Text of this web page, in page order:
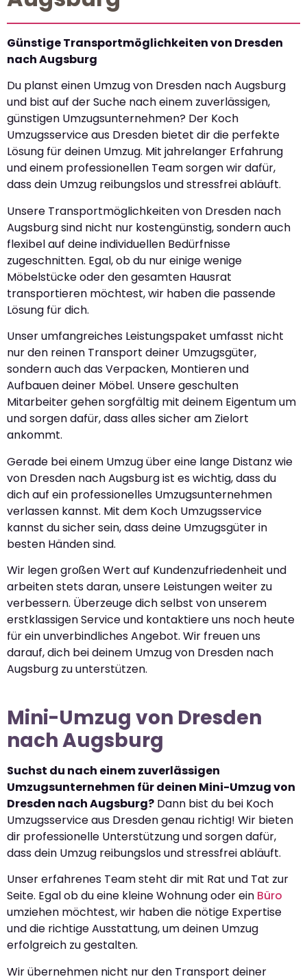
Günstige Transportmöglichkeiten von Dresden
nach Augsburg
Du planst einen Umzug von Dresden nach Augsburg
und bist auf der Suche nach einem zuverlässigen,
günstigen Umzugsunternehmen? Der Koch
Umzugsservice aus Dresden bietet dir die perfekte
Lösung für deinen Umzug. Mit jahrelanger Erfahrung
und einem professionellen Team sorgen wir dafür,
dass dein Umzug reibungslos und stressfrei abläuft.
Unsere Transportmöglichkeiten von Dresden nach
Augsburg sind nicht nur kostengünstig, sondern auch
flexibel auf deine individuellen Bedürfnisse
zugeschnitten. Egal, ob du nur einige wenige
Möbelstücke oder den gesamten Hausrat
transportieren möchtest, wir haben die passende
Lösung für dich.
Unser umfangreiches Leistungspaket umfasst nicht
nur den reinen Transport deiner Umzugsgüter,
sondern auch das Verpacken, Montieren und
Aufbauen deiner Möbel. Unsere geschulten
Mitarbeiter gehen sorgfältig mit deinem Eigentum um
und sorgen dafür, dass alles sicher am Zielort
ankommt.
Gerade bei einem Umzug über eine lange Distanz wie
von Dresden nach Augsburg ist es wichtig, dass du
dich auf ein professionelles Umzugsunternehmen
verlassen kannst. Mit dem Koch Umzugsservice
kannst du sicher sein, dass deine Umzugsgüter in
besten Händen sind.
Wir legen großen Wert auf Kundenzufriedenheit und
arbeiten stets daran, unsere Leistungen weiter zu
verbessern. Überzeuge dich selbst von unserem
erstklassigen Service und kontaktiere uns noch heute
für ein unverbindliches Angebot. Wir freuen uns
darauf, dich bei deinem Umzug von Dresden nach
Augsburg zu unterstützen.
Mini-Umzug von Dresden
nach Augsburg
Suchst du nach einem zuverlässigen
Umzugsunternehmen für deinen Mini-Umzug von
Dresden nach Augsburg? Dann bist du bei Koch
Umzugsservice aus Dresden genau richtig! Wir bieten
dir professionelle Unterstützung und sorgen dafür,
dass dein Umzug reibungslos und stressfrei abläuft.
Unser erfahrenes Team steht dir mit Rat und Tat zur
Seite. Egal ob du eine kleine Wohnung oder ein Büro
umziehen möchtest, wir haben die nötige Expertise
und die richtige Ausstattung, um deinen Umzug
erfolgreich zu gestalten.
Wir übernehmen nicht nur den Transport deiner